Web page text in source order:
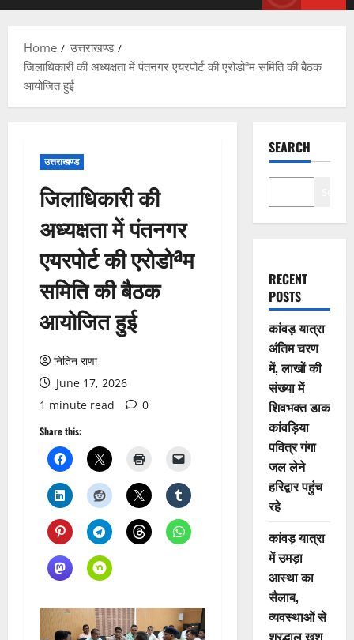
Home
उत्तराखण्ड
जिलाधिकारी की अध्यक्षता में पंतनगर एयरपोर्ट की एरोडोªम समिति की बैठक
आयोजित हुई
उत्तराखण्ड
जिलाधिकारी की
अध्यक्षता में पंतनगर
एयरपोर्ट की एरोडोªम
समिति की बैठक
आयोजित हुई
नितिन राणा
June 17, 2026
1 minute read
0
Share this:
SEARCH
RECENT
POSTS
कांवड़ यात्रा
अंतिम चरण
में, लाखों की
संख्या में
शिवभक्त डाक
कांवड़िया
पवित्र गंगा
जल लेने
हरिद्वार पहुंच
रहे
कांवड़ यात्रा
में उमड़ा
आस्था का
सैलाब,
व्यवस्थाओं से
श्रद्धालु खुश